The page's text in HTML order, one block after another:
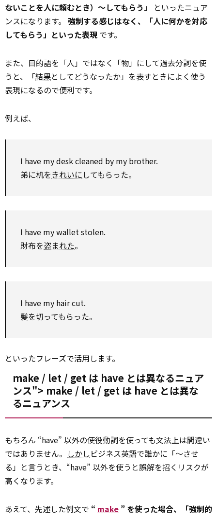
ないことを人に頼むとき）～してもらう」
といったニュア
ンスになります。 強制する感じはなく、「人に何かを対応
してもらう」といった表現 です。
また、目的語を「人」ではなく「物」にして過去分詞を使
うと、「結果としてどうなったか」を表すときによく使う
表現になるので便利です。
例えば、
I have my desk cleaned by my brother.
弟に机をきれいにしてもらった。
I have my wallet stolen.
財布を盗まれた。
I have my hair cut.
髪を切ってもらった。
といったフレーズで活用します。
make / let / get は have とは異なるニュア
ンス"> make / let / get は have とは異な
るニュアンス
もちろん “have” 以外の使役動詞を使っても文法上は間違い
ではありません。 しかし ビジネス英語で誰かに「～させ
る」と言うとき、“have” 以外を使うと誤解を招くリスクが
高くなります。
あえて、先述した例文で “ make ” を使った場合、「強制的